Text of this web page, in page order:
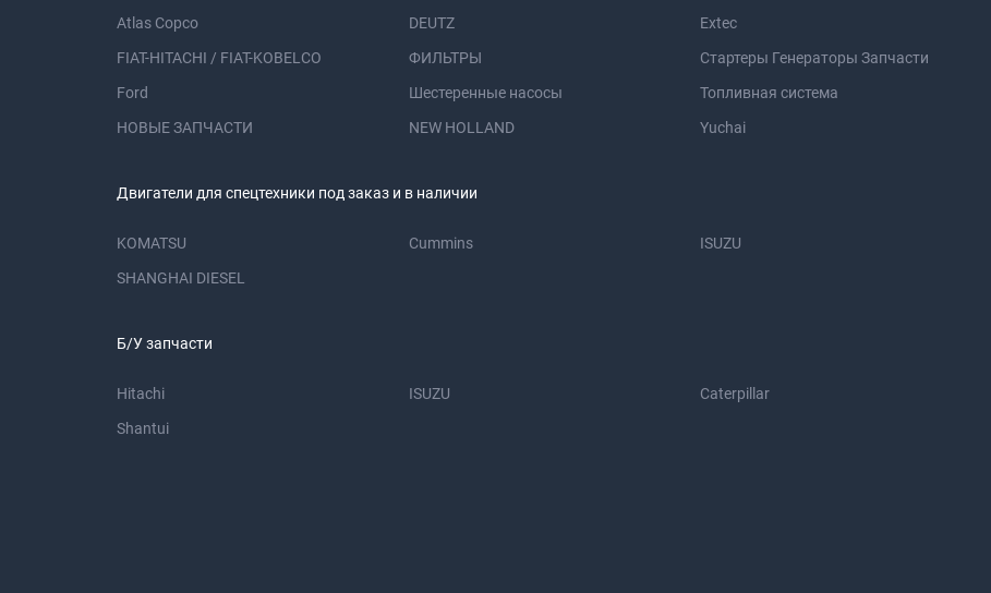
Atlas Copco
DEUTZ Extec
FIAT-HITACHI / FIAT-KOBELCO
ФИЛЬТРЫ Стартеры Генераторы Запчасти
Ford
Шестеренные насосы Топливная система
НОВЫЕ ЗАПЧАСТИ
NEW HOLLAND Yuchai
Двигатели для спецтехники под заказ и в наличии
KOMATSU Cummins ISUZU
SHANGHAI DIESEL
Б/У запчасти
Hitachi ISUZU Caterpillar
Shantui